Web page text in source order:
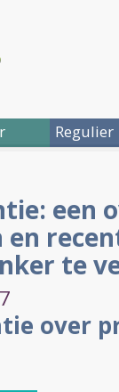
Regulier
een
te
over